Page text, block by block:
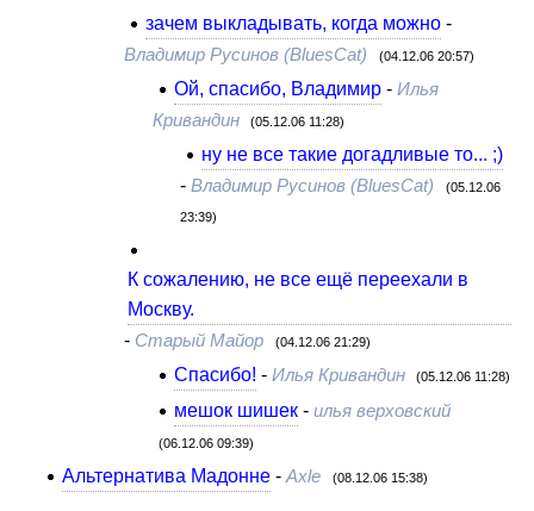
зачем выкладывать, когда можно -
Владимир Русинов (BluesCat) (04.12.06 20:57)
Ой, спасибо, Владимир- Илья
Кривандин
(05.12.06 11:28)
ну не все такие догадливые то... ;)
-Владимир Русинов (BluesCat) (05.12.06
23:39)
К сожалению, не все ещё переехали в
Москву.
- Старый Майор (04.12.06 21:29)
Спасибо! - Илья Кривандин (05.12.06 11:28)
мешок шишек- илья верховский
(06.12.06 09:39)
Альтернатива Мадонне -Axle (08.12.06 15:38)